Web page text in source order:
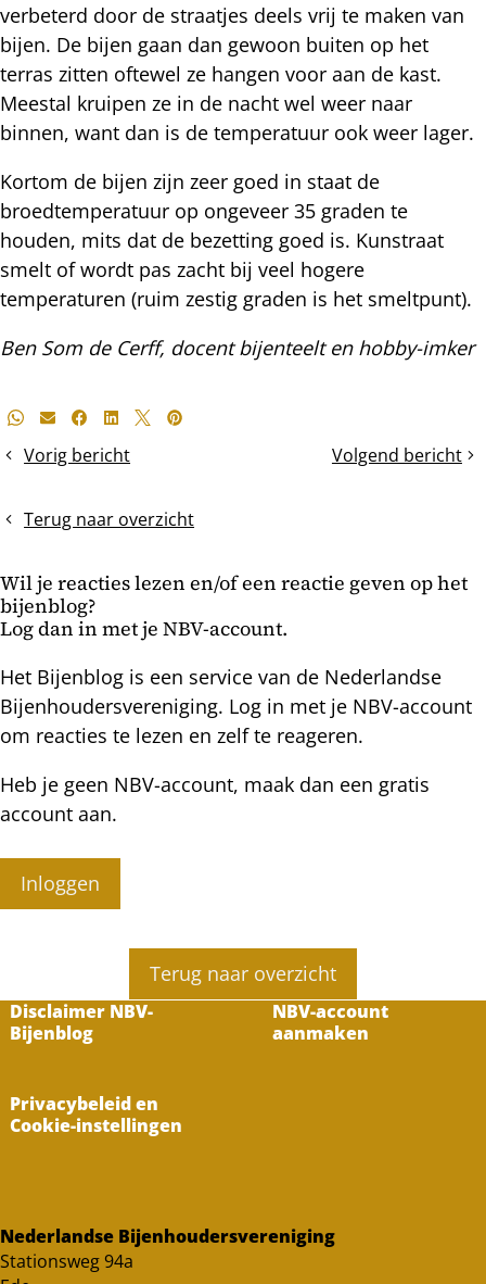
verbeterd door de straatjes deels vrij te maken van
bijen. De bijen gaan dan gewoon buiten op het
terras zitten oftewel ze hangen voor aan de kast.
Meestal kruipen ze in de nacht wel weer naar
binnen, want dan is de temperatuur ook weer lager.
Kortom de bijen zijn zeer goed in staat de
broedtemperatuur op ongeveer 35 graden te
houden, mits dat de bezetting goed is. Kunstraat
smelt of wordt pas zacht bij veel hogere
temperaturen (ruim zestig graden is het smeltpunt).
Ben Som de Cerff, docent bijenteelt en hobby-imker
Deel
bericht
Whatsapp
E-mailFacebook
LinkedIn
X Pinterest
Vorig bericht
Volop
en
Volgend bericht
Eenbaksimkeren
Terug naar overzicht
Wil je reacties lezen en/of een reactie geven op het
bijenblog?
Log dan in met je NBV-account.
Het Bijenblog is een service van de Nederlandse
Bijenhoudersvereniging. Log in met je NBV-account
om reacties te lezen en zelf te reageren.
Heb je geen NBV-account, maak dan een gratis
account aan.
Inloggen
Terug naar overzicht
Disclaimer NBV-
Bijenblog
NBV-account
aanmaken
Privacybeleid en
Cookie-instellingen
Nederlandse Bijenhoudersvereniging
Stationsweg 94a